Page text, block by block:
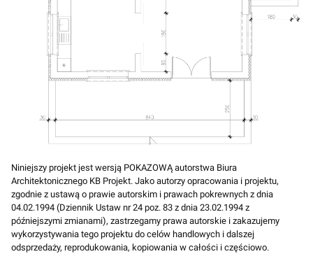
Niniejszy projekt jest wersją POKAZOWĄ autorstwa Biura
Architektonicznego KB Projekt. Jako autorzy opracowania i projektu,
zgodnie z ustawą o prawie autorskim i prawach pokrewnych z dnia
04.02.1994 (Dziennik Ustaw nr 24 poz. 83 z dnia 23.02.1994 z
późniejszymi zmianami), zastrzegamy prawa autorskie i zakazujemy
wykorzystywania tego projektu do celów handlowych i dalszej
odsprzedaży, reprodukowania, kopiowania w całości i częściowo.